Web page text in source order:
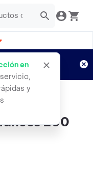
en
y
Aplican TyC
200